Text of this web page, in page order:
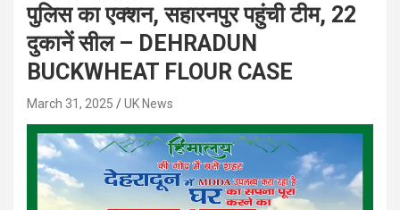
पुलिस का एक्शन, सहारनपुर पहुंची टीम, 22
दुकानें सील – DEHRADUN
BUCKWHEAT FLOUR CASE
March 31, 2025 UK News